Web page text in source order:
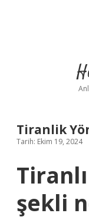
Tiranlik
Tarih: Ekim 19, 2024
şekli